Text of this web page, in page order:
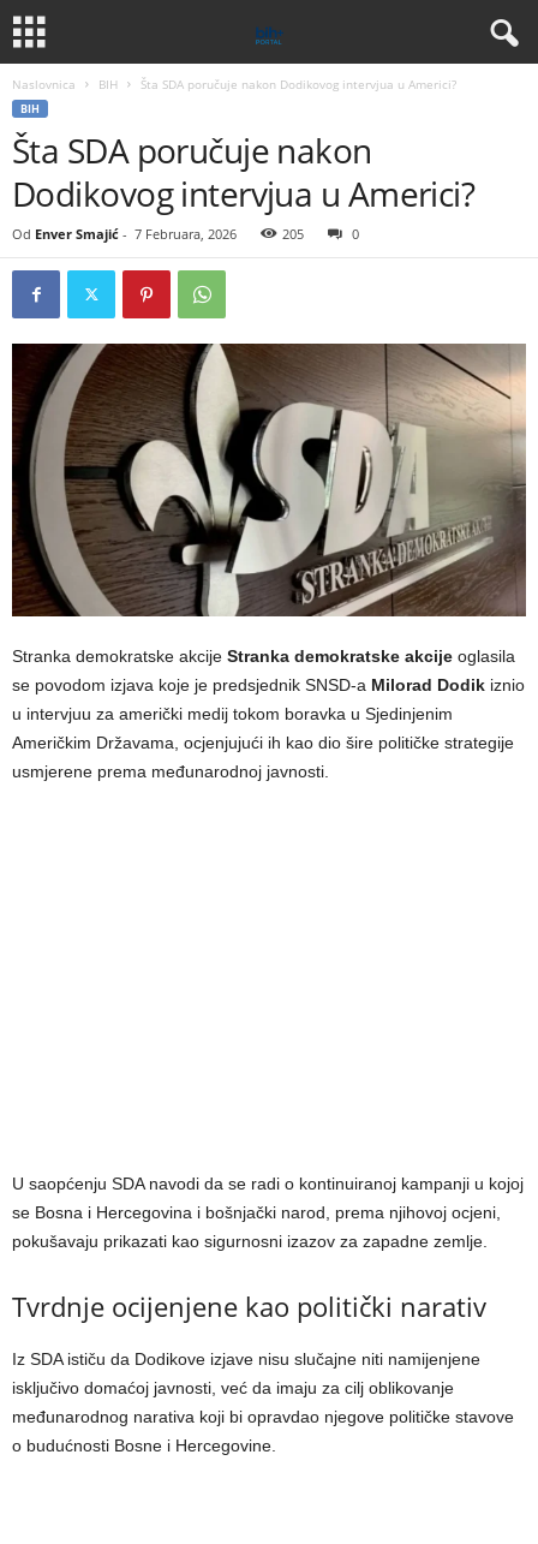
Naslovnica BIH Šta SDA poručuje nakon Dodikovog intervjua u Americi?
BIH
Šta SDA poručuje nakon
Dodikovog intervjua u Americi?
Od Enver Smajić - 7 Februara, 2026 205 0
Stranka demokratske akcije Stranka demokratske akcije oglasila
se povodom izjava koje je predsjednik SNSD-a Milorad Dodik iznio
u intervjuu za američki medij tokom boravka u Sjedinjenim
Američkim Državama, ocjenjujući ih kao dio šire političke strategije
usmjerene prema međunarodnoj javnosti.
U saopćenju SDA navodi da se radi o kontinuiranoj kampanji u kojoj
se Bosna i Hercegovina i bošnjački narod, prema njihovoj ocjeni,
pokušavaju prikazati kao sigurnosni izazov za zapadne zemlje.
Tvrdnje ocijenjene kao politički narativ
Iz SDA ističu da Dodikove izjave nisu slučajne niti namijenjene
isključivo domaćoj javnosti, već da imaju za cilj oblikovanje
međunarodnog narativa koji bi opravdao njegove političke stavove
o budućnosti Bosne i Hercegovine.